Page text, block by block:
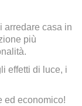
arredare casa in
più
effetti di luce, i
ed economico!